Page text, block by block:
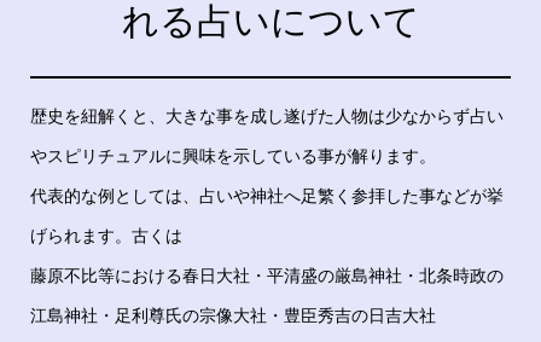
れる占いについて
歴史を紐解くと、大きな事を成し遂げた人物は少なからず占い
やスピリチュアルに興味を示している事が解ります。
代表的な例としては、占いや神社へ足繁く参拝した事などが挙
げられます。古くは
藤原不比等における春日大社・平清盛の厳島神社・北条時政の
江島神社・足利尊氏の宗像大社・豊臣秀吉の日吉大社